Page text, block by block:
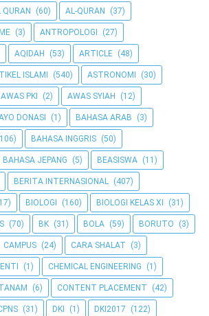
QURAN (60) AL-QURAN (37)
(3) ANTROPOLOGI (27)
AQIDAH (53) ARTICLE (48)
ISLAMI (540) ASTRONOMI (30)
AWAS PKI (2) AWAS SYIAH (12)
DONASI (1) BAHASA ARAB (3)
BAHASA INGGRIS (50)
BAHASA JEPANG (5) BEASISWA (11)
BERITA INTERNASIONAL (407)
BIOLOGI (160) BIOLOGI KELAS XI (31)
(70) BK (31) BOLA (59) BORUTO (3)
CAMPUS (24) CARA SHALAT (3)
(1) CHEMICAL ENGINEERING (1)
(6) CONTENT PLACEMENT (42)
(31) DKI (1) DKI2017 (122)